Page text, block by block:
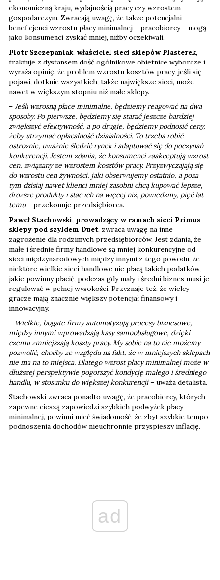
ekonomiczną kraju, wydajnością pracy czy wzrostem
gospodarczym. Zwracają uwagę, że także potencjalni
beneficjenci wzrostu płacy minimalnej – pracobiorcy – mogą
jako konsumenci zyskać mniej, niżby oczekiwali.
Piotr Szczepaniak, właściciel sieci sklepów Plasterek,
traktuje z dystansem dość ogólnikowe obietnice wyborcze i
wyraża opinię, że problem wzrostu kosztów pracy, jeśli się
pojawi, dotknie wszystkich, także największe sieci, może
nawet w większym stopniu niż małe sklepy.
– Jeśli wzrosną płace minimalne, będziemy reagować na dwa
sposoby. Po pierwsze, będziemy się starać jeszcze bardziej
zwiększyć efektywność, a po drugie, będziemy podnosić ceny,
żeby utrzymać opłacalność działalności. To trzeba robić
ostrożnie, uważnie śledzić rynek i adaptować się do poczynań
konkurencji. Jestem zdania, że konsumenci zaakceptują wzrost
cen, związany ze wzrostem kosztów pracy. Przyzwyczajają się
do wzrostu cen żywności, jaki obserwujemy ostatnio, a poza
tym dzisiaj nawet klienci mniej zasobni chcą kupować lepsze,
droższe produkty i stać ich na więcej niż, powiedzmy, pięć lat
temu – przekonuje przedsiębiorca.
Paweł Stachowski, prowadzący w ramach sieci Primus
sklepy pod szyldem Duet, zwraca uwagę na inne
zagrożenie dla rodzimych przedsiębiorców. Jest zdania, że
małe i średnie firmy handlowe są mniej konkurencyjne od
sieci międzynarodowych między innymi z tego powodu, że
niektóre wielkie sieci handlowe nie płacą takich podatków,
jakie powinny płacić, podczas gdy mały i średni biznes musi je
regulować w pełnej wysokości. Przyznaje też, że wielcy
gracze mają znacznie większy potencjał finansowy i
innowacyjny.
– Wielkie, bogate firmy automatyzują procesy biznesowe,
między innymi wprowadzają kasy samoobsługowe, dzięki
czemu zmniejszają koszty pracy. My sobie na to nie możemy
pozwolić, choćby ze względu na fakt, że w mniejszych sklepach
nie ma na to miejsca. Dlatego wzrost płacy minimalnej może w
dłuższej perspektywie pogorszyć kondycję małego i średniego
handlu, w stosunku do większej konkurencji– uważa detalista.
Stachowski zwraca ponadto uwagę, że pracobiorcy, których
zapewne cieszą zapowiedzi szybkich podwyżek płacy
minimalnej, powinni mieć świadomość, że zbyt szybkie tempo
podnoszenia dochodów nieuchronnie przyspieszy inflację.
ad